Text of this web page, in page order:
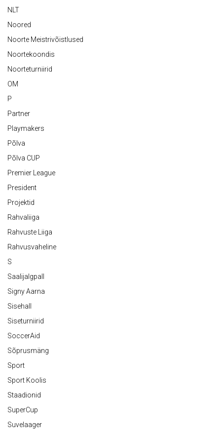
NLT
Noored
Noorte Meistrivõistlused
Noortekoondis
Noorteturniirid
OM
P
Partner
Playmakers
Põlva
Põlva CUP
Premier League
President
Projektid
Rahvaliiga
Rahvuste Liiga
Rahvusvaheline
S
Saalijalgpall
Signy Aarna
Sisehall
Siseturniirid
SoccerAid
Sõprusmäng
Sport
Sport Koolis
Staadionid
SuperCup
Suvelaager